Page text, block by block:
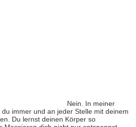
Nein. In meiner
immer und an jeder Stelle mit deinem
Du lernst deinen Körper so